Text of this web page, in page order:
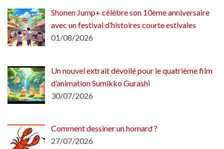
Shonen Jump+ célèbre son 10ème anniversaire
avec un festival d’histoires courte estivales
01/08/2026
Un nouvel extrait dévoilé pour le quatrième film
d’animation Sumikko Gurashi
30/07/2026
Comment dessiner un homard ?
27/07/2026